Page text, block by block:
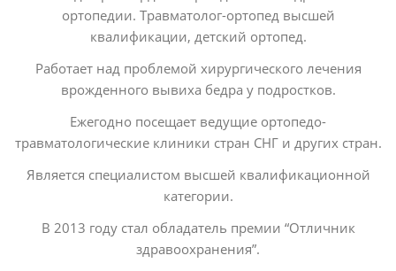
ортопедии. Травматолог-ортопед высшей
квалификации, детский ор­топед.
Работает над проблемой хирургического лечения
врожденного вывиха бедра у подростков.
Ежегодно посещает ведущие ортопедо-
травматологические клиники стран СНГ и других стран.
Является специалистом высшей квалификационной
категории.
В 2013 году стал обладатель премии “Отличник
здравоохранения”.